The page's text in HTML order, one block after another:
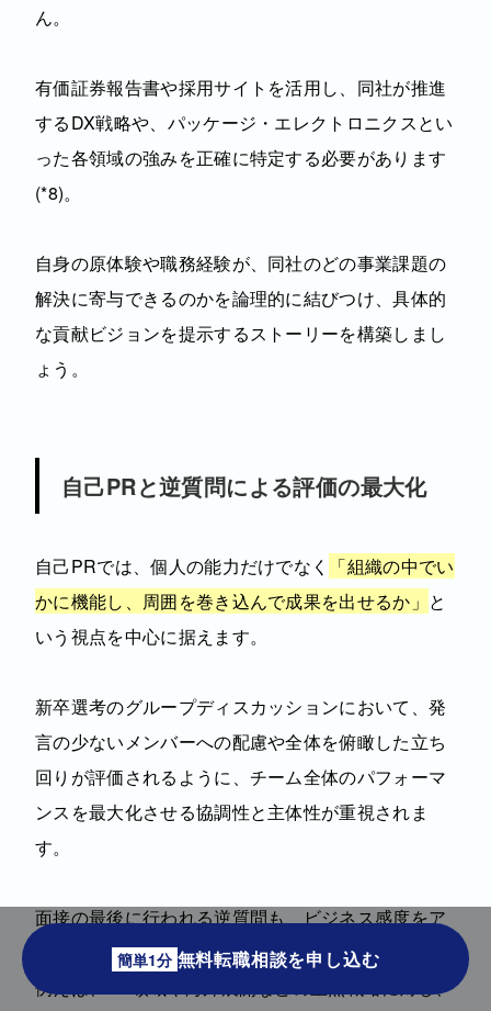
ん。
有価証券報告書や採用サイトを活用し、同社が推進
するDX戦略や、パッケージ・エレクトロニクスとい
った各領域の強みを正確に特定する必要があります
(*8)。
自身の原体験や職務経験が、同社のどの事業課題の
解決に寄与できるのかを論理的に結びつけ、具体的
な貢献ビジョンを提示するストーリーを構築しまし
ょう。
自己PRと逆質問による評価の最大化
自己PRでは、個人の能力だけでなく
「組織の中でい
かに機能し、周囲を巻き込んで成果を出せるか」 と
いう視点を中心に据えます。
新卒選考のグループディスカッションにおいて、発
言の少ないメンバーへの配慮や全体を俯瞰した立ち
回りが評価されるように、チーム全体のパフォーマ
ンスを最大化させる協調性と主体性が重視されま
す。
面接の最後に行われる逆質問も、ビジネス感度をア
ピールする絶好の機会です。
例えば、DX領域や海外展開などの重点戦略に対し、
簡単1分 無料転職相談を申し込む